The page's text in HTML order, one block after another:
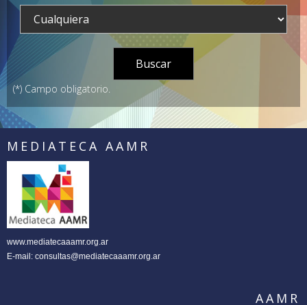
(*) Campo obligatorio.
MEDIATECA AAMR
www.mediatecaaamr.org.ar
E-mail: consultas@mediatecaaamr.org.ar
AAMR